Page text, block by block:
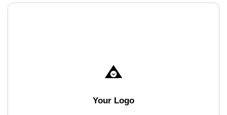
Your Logo